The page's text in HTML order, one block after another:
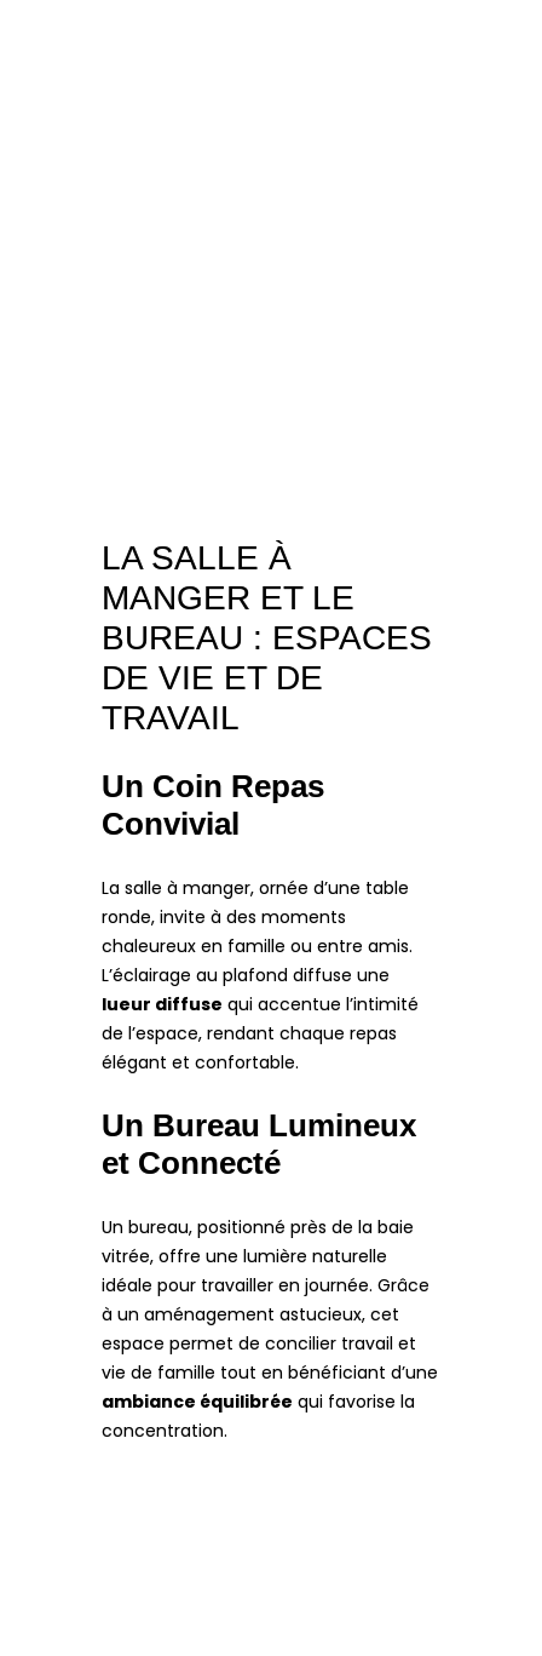
LA SALLE À
MANGER ET LE
BUREAU : ESPACES
DE VIE ET DE
TRAVAIL
Un Coin Repas
Convivial
La salle à manger, ornée d’une table
ronde, invite à des moments
chaleureux en famille ou entre amis.
L’éclairage au plafond diffuse une
lueur diffuse qui accentue l’intimité
de l’espace, rendant chaque repas
élégant et confortable.
Un Bureau Lumineux
et Connecté
Un bureau, positionné près de la baie
vitrée, offre une lumière naturelle
idéale pour travailler en journée. Grâce
à un aménagement astucieux, cet
espace permet de concilier travail et
vie de famille tout en bénéficiant d’une
ambiance équilibrée qui favorise la
concentration.